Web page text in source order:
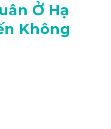
Ở Hạ
Không